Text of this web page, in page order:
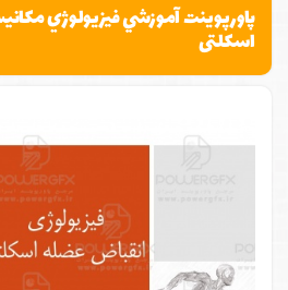
پاورپوينت آموزشي فيزيولوژي
اسکلتی